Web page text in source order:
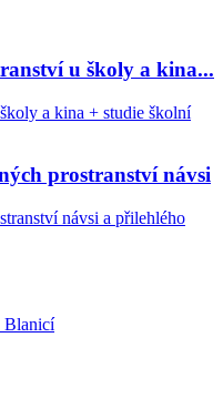
u školy a kina...
a kina + studie školní
prostranství návsi
návsi a přilehlého
Blanicí